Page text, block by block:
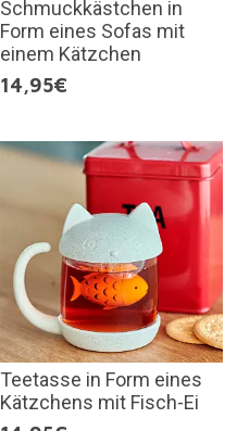
Schmuckkästchen in
Form eines Sofas mit
einem Kätzchen
14,95€
Teetasse in Form eines
Kätzchens mit Fisch-Ei